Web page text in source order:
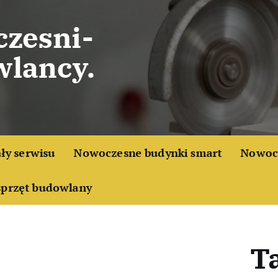
serwisu Nowoczesne budynki smart
budowlany